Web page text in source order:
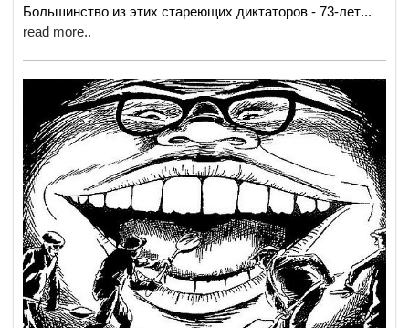
Большинство из этих стареющих диктаторов - 73-лет...
read more..